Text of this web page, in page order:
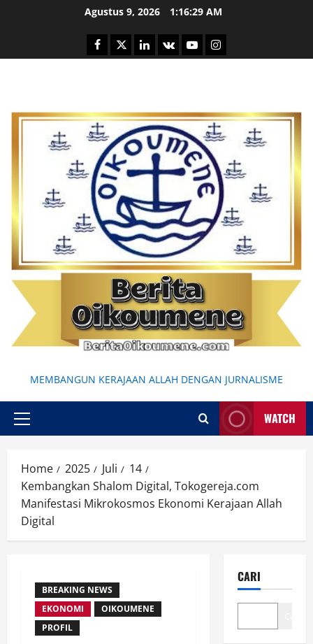
Agustus 9, 2026 1:16:30 AM
Facebook
TwitterLinkedin
VK YoutubeInstagram
MEMBANGUN KERAJAAN ALLAH DENGAN JURNALISME
Primary
WATCH
Home 2025 Juli
14
Kembangkan Shalom Digital, Tokogereja.com
Manifestasi Mikrokosmos Ekonomi Kerajaan Allah
Digital
BREAKING NEWS
EKONOMI
OIKOUMENE
PROFIL
CARI